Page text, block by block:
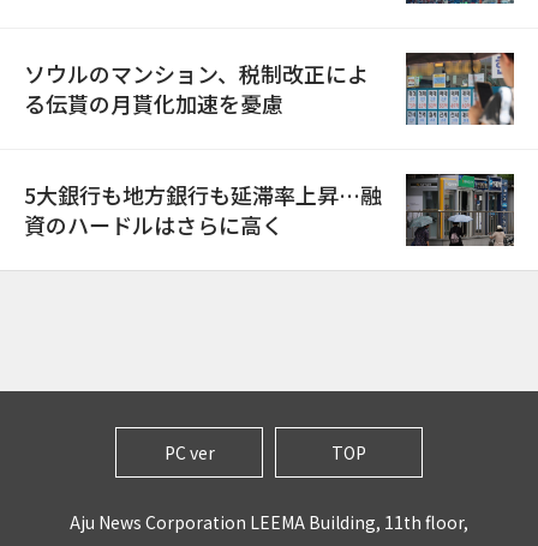
ソウルのマンション、税制改正によ
る伝貰の月貰化加速を憂慮
5大銀行も地方銀行も延滞率上昇…融
資のハードルはさらに高く
PC ver TOP
Aju News Corporation LEEMA Building, 11th floor,